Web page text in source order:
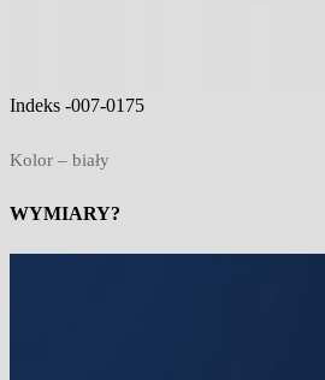
Indeks -007-0175
Kolor – biały
WYMIARY?